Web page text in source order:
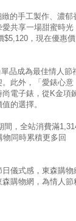
的手工製作、濃郁
共享一場甜蜜時光
$5,120，現在優惠價
品成為最佳情人節
此外，「愛錶心意
電子錶，從K金項
的選擇。
間，全站消費滿
物同時累積更多回
儀式感，東森購物
購物網，為情人節